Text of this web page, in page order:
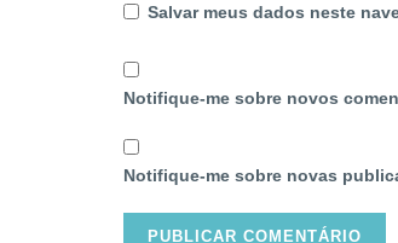
Salvar meus dados neste
Notifique-me sobre novos
Notifique-me sobre novas